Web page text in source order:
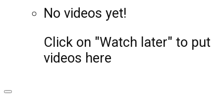
No videos yet!
Click on "Watch later" to put
videos here